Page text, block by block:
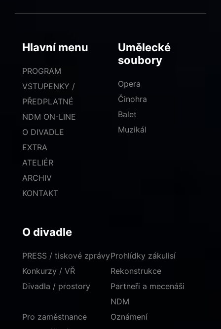
Hlavní menu
PROGRAM
VSTUPENKY /
PŘEDPLATNÉ
NDM ON-LINE
O DIVADLE
EXTRA
ATELIÉR
ARCHIV
KONTAKT
Umělecké
soubory
Opera
Činohra
Balet
Muzikál
O divadle
PRESS / tiskové zprávy
Konkurzy / VŘ
Divadla / prostory
Prohlídky zákulisí
Rekonstrukce
Partneři a mecenáši
NDM
Pro zaměstnance
Oznámení